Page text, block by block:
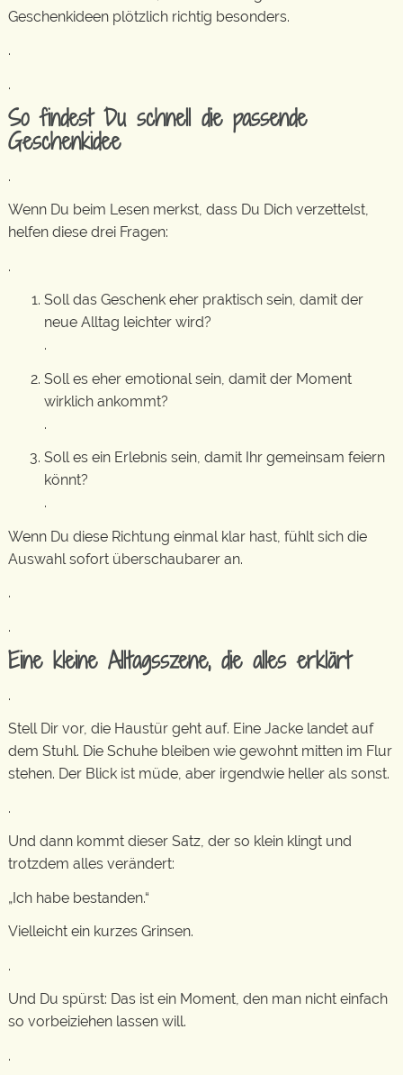
Geschenkideen plötzlich richtig besonders.
.
.
So findest Du schnell die passende
Geschenkidee
.
Wenn Du beim Lesen merkst, dass Du Dich verzettelst,
helfen diese drei Fragen:
.
Soll das Geschenk eher praktisch sein, damit der
neue Alltag leichter wird?
.
Soll es eher emotional sein, damit der Moment
wirklich ankommt?
.
Soll es ein Erlebnis sein, damit Ihr gemeinsam feiern
könnt?
.
Wenn Du diese Richtung einmal klar hast, fühlt sich die
Auswahl sofort überschaubarer an.
.
.
Eine kleine Alltagsszene, die alles erklärt
.
Stell Dir vor, die Haustür geht auf. Eine Jacke landet auf
dem Stuhl. Die Schuhe bleiben wie gewohnt mitten im Flur
stehen. Der Blick ist müde, aber irgendwie heller als sonst.
.
Und dann kommt dieser Satz, der so klein klingt und
trotzdem alles verändert:
„Ich habe bestanden.“
Vielleicht ein kurzes Grinsen.
.
Und Du spürst: Das ist ein Moment, den man nicht einfach
so vorbeiziehen lassen will.
.